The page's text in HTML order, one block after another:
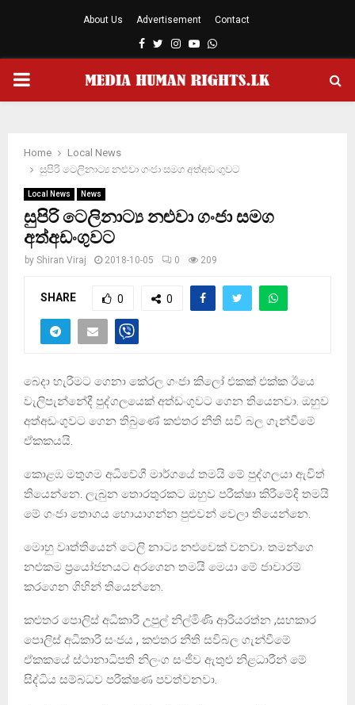
About Us Advertisement Contact
Facebook
TwitterInstagram
YoutubeWhatsapp
PRIMARY
Home
Local News
සුපිරි ටෙලිනාට්‍ය නළුවා ගංජා සමග අත්අඩංගුවට
Local News News
සුපිරි ටෙලිනාට්‍ය නළුවා ගංජා සමග
අත්අඩංගුවට
by Shiran Viraj 2018-10-05 0 209
SHARE 0 0
බෙදා හැරීමට ගෙනා කේරල ගංජා කිලෝ එකක් එක්ක ඊයෙ
වැලිපැන්නේදී පුද්ගලයෙක් අත්ඩංගුවට ගෙන තියෙනවා. ඔහුව
අත්අඩංගුවට ගෙන තිබුණේ කළුතර නීති සවි බල ගැන්වීමේ
ඒකකයයි.
කොළඹ මතුගම අධිවේගී මාර්ගයේ තමයි මේ පුද්ගලයා ඇවිත්
තියෙන්නෙ. ලැබුන තොරතුරකට ඔහුව පරීක්ෂා කිරීමේදි තමයි
මේ ගංජා තොගය හොයාගන්න පුළුවන් වෙලා තියෙන්නෙ.
මොහු වෘත්තියෙන් ටෙලි නාට්‍ය නළුවෙක් වනවා. තමන්ගෙ
නළුකම ප්‍රයෝජනයට අරගෙන තමයි මෙයා මේ ජාවාරම්
කරගෙන ගිහින් තියෙන්නෙ.
කළුතර පොලිස් අධිකාරී උපුල් නිල්මිණි ආරියරත්න ,සහකාර
පොලිස් අධිකාරී සංජය , කළුතර නීති සවිබල ගැන්වීමේ
ඒකකයේ ස්ථානාධිපති නිලංග සංජීව ඇතුළු නිළධාරීන් මේ
සිද්ධිය සම්බධව පරීක්ෂණ පවත්වනවා.